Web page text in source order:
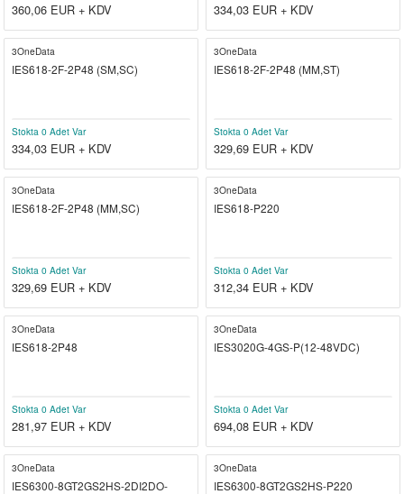
360,06 EUR + KDV 334,03 EUR + KDV
3OneData
IES618-2F-2P48 (SM,SC)
Stokta 0 Adet Var
334,03 EUR + KDV
3OneData
IES618-2F-2P48 (MM,ST)
Stokta 0 Adet Var
329,69 EUR + KDV
3OneData
IES618-2F-2P48 (MM,SC)
Stokta 0 Adet Var
329,69 EUR + KDV
3OneData
IES618-P220
Stokta 0 Adet Var
312,34 EUR + KDV
3OneData
IES618-2P48
Stokta 0 Adet Var
281,97 EUR + KDV
3OneData
IES3020G-4GS-P(12-48VDC)
Stokta 0 Adet Var
694,08 EUR + KDV
3OneData
IES6300-8GT2GS2HS-2DI2DO-
3OneData
IES6300-8GT2GS2HS-P220